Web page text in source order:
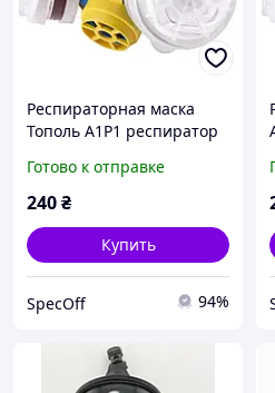
Респираторная маска
Тополь А1Р1 респиратор
угольными и
аэрозольными
Готово к отправке
240₴
Купить
SpecOff 94%